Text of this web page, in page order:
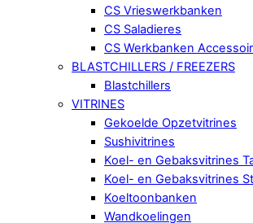
CS Vrieswerkbanken
CS Saladieres
CS Werkbanken
BLASTCHILLERS / FREEZERS
Blastchillers
VITRINES
Gekoelde Opzetvitrines
Sushivitrines
Koel- en Gebaksvitrines
Koel- en Gebaksvitrines
Koeltoonbanken
Wandkoelingen